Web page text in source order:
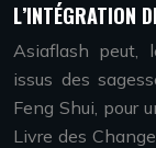
L’INTÉGRATION
Asiaflash peut,
issus des
Feng Shui, pour
Livre des